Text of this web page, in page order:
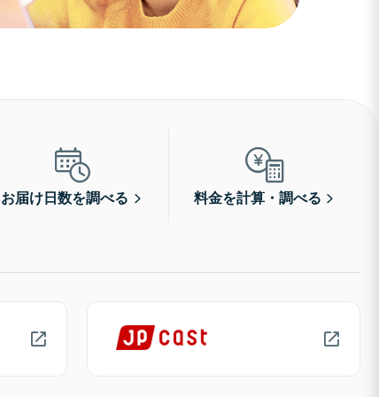
お届け日数を調べる 料金を計算・調べる